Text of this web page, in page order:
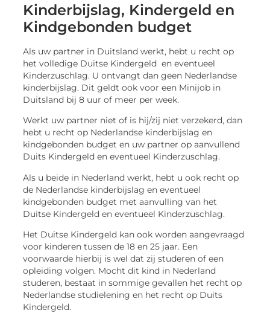
Kinderbijslag, Kindergeld en
Kindgebonden budget
Als uw partner in Duitsland werkt, hebt u recht op
het volledige Duitse Kindergeld en eventueel
Kinderzuschlag. U ontvangt dan geen Nederlandse
kinderbijslag. Dit geldt ook voor een Minijob in
Duitsland bij 8 uur of meer per week.
Werkt uw partner niet of is hij/zij niet verzekerd, dan
hebt u recht op Nederlandse kinderbijslag en
kindgebonden budget en uw partner op aanvullend
Duits Kindergeld en eventueel Kinderzuschlag.
Als u beide in Nederland werkt, hebt u ook recht op
de Nederlandse kinderbijslag en eventueel
kindgebonden budget met aanvulling van het
Duitse Kindergeld en eventueel Kinderzuschlag.
Het Duitse Kindergeld kan ook worden aangevraagd
voor kinderen tussen de 18 en 25 jaar. Een
voorwaarde hierbij is wel dat zij studeren of een
opleiding volgen. Mocht dit kind in Nederland
studeren, bestaat in sommige gevallen het recht op
Nederlandse studielening en het recht op Duits
Kindergeld.